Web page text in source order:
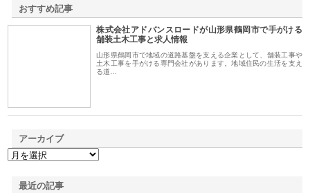
おすすめ記事
株式会社アドバンスロードが山形県鶴岡市で手がける
舗装土木工事と求人情報
山形県鶴岡市で地域の道路基盤を支える企業として、舗装工事や
土木工事を手がける専門会社があります。地域住民の生活を支え
る道…
アーカイブ
最近の記事